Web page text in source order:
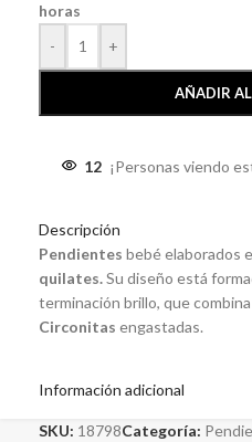
horas
-
+
AÑADIR
12 ¡Personas viendo
Descripción
Pendientes bebé elaborados
quilates.Su diseño está
terminación brillo, que
Circonitas engastadas.
Información adicional
SKU: 18798Categoría: